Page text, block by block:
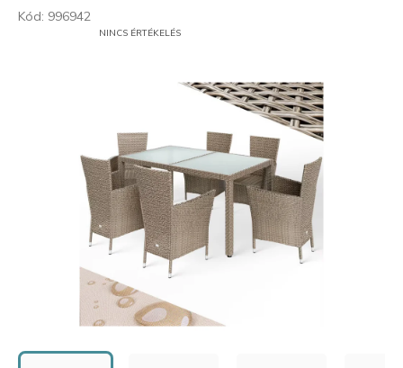
Kód: 996942
NINCS ÉRTÉKELÉS